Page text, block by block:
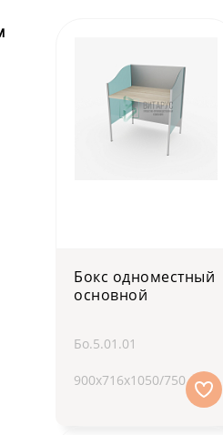
Бокс одноместный
основной
Бо.5.01.01
900х716х1050/750